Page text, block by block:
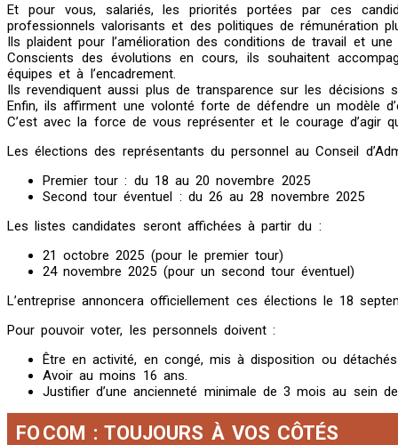
Et pour vous, salariés, les priorités portées par ces
professionnels valorisants et des politiques de rémunération
Ils plaident pour l’amélioration des conditions de travail et
Conscients des évolutions en cours, ils souhaitent
équipes et à l’encadrement.
Ils revendiquent aussi plus de transparence sur les
Enfin, ils affirment une volonté forte de défendre un modèle
C’est avec la force de vous représenter et le courage d’agir
Les élections des représentants du personnel au Conseil
Premier tour : du 18 au 20 novembre 2025
Second tour éventuel : du 26 au 28 novembre 2025
Les listes candidates seront affichées à partir du :
21 octobre 2025 (pour le premier tour)
24 novembre 2025 (pour un second tour éventuel)
L’entreprise annoncera officiellement ces élections le 18
Pour pouvoir voter, les personnels doivent :
Être en activité, en congé, mis à disposition ou
Avoir au moins 16 ans.
Justifier d’une ancienneté minimale de 3 mois au sein de
FO COM : TOUJOURS À VOS CÔTÉS